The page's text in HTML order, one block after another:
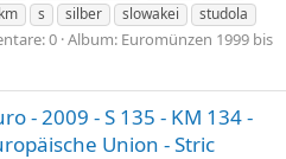
km s silber slowakei
studola
0 Album: Euromünzen 1999 bis
- 2009 - S 135 - KM 134 -
Union - Stric